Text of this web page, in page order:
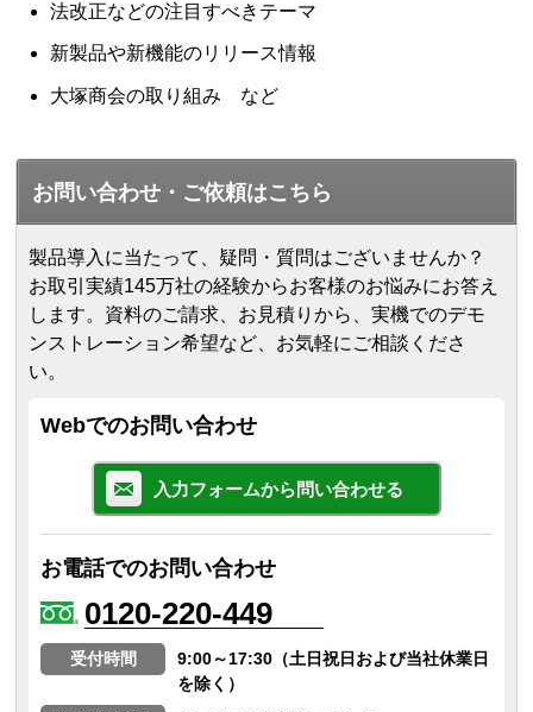
法改正などの注目すべきテーマ
新製品や新機能のリリース情報
大塚商会の取り組み など
お問い合わせ・ご依頼はこちら
製品導入に当たって、疑問・質問はございませんか？
お取引実績145万社の経験からお客様のお悩みにお答え
します。 資料のご請求、お見積りから、実機でのデモ
ンストレーション希望など、お気軽にご相談くださ
い。
Webでのお問い合わせ
入力フォームから問い合わせる
お電話でのお問い合わせ
0120-220-449
受付時間
9:00～17:30（土日祝日および当社休業日
を除く）